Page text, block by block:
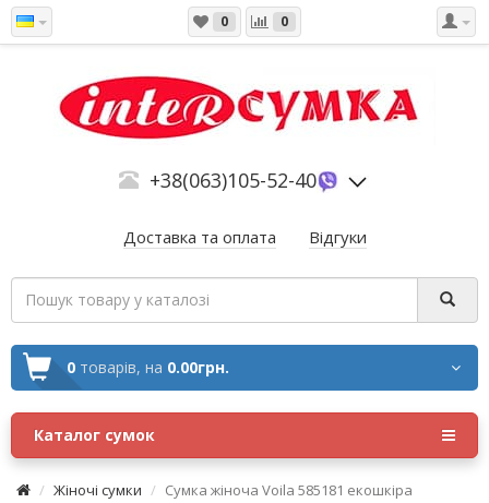
0 0
+38(063)105-52-40
Доставка та оплата Відгуки
0 товарів, на 0.00грн.
Каталог сумок
Жіночі сумки Сумка жіноча Voila 585181 екошкіра